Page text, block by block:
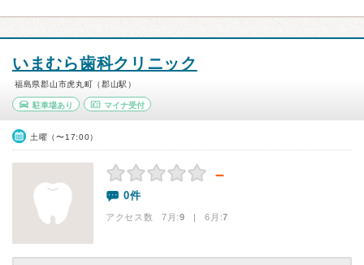
いまむら歯科クリニック
福島県郡山市虎丸町（郡山駅）
駐車場あり マイナ受付
土曜（〜17:00）
－
0件
アクセス数 7月:9 | 6月:7